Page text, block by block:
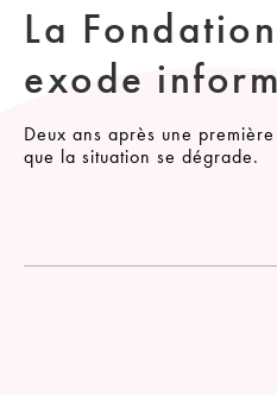
La
exode
Deux ans après une
que la situation se dégrade.